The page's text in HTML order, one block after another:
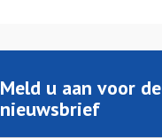
Meld u aan voor de
nieuwsbrief